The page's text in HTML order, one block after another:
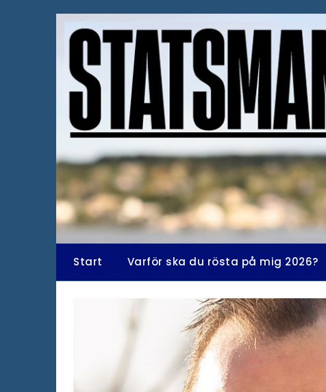
Start Varför ska du rösta på mig 2026?